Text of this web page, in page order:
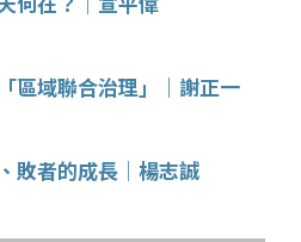
區域聯合治理」｜謝正一
敗者的成長｜楊志誠